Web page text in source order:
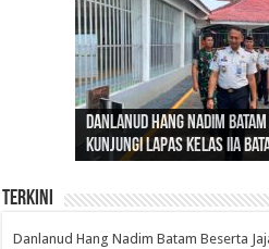
Danlanud Hang Nadim
Kunjungi Lapas Kelas IIA
Silaturahmi dan Reses
Jambi Bahas Sinergitas
Gubernur Al Haris: Lomba
Edukasi Pembentukan
Penerus
Gubernur Al Haris Dorong
Cepat Beroperasi Agar Bisa
Penuhi Kebutuhannya
Sosok Fenomenal yang
Nusantara: Ratu Wangsa,
dengan Pengaruh
Terkini
Danlanud Hang Nadim Batam Beserta